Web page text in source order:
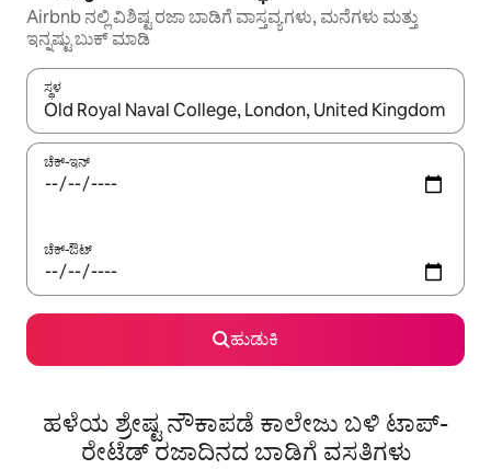
Airbnb ನಲ್ಲಿ ವಿಶಿಷ್ಟ ರಜಾ ಬಾಡಿಗೆ ವಾಸ್ತವ್ಯಗಳು, ಮನೆಗಳು ಮತ್ತು
ಇನ್ನಷ್ಟು ಬುಕ್ ಮಾಡಿ
ಸ್ಥಳ
ಫಲಿತಾಂಶಗಳು ಲಭ್ಯವಿರುವಾಗ, ಅಪ್ ಮತ್ತು ಡೌನ್ ಬಾಣದ ಕೀಲಿಗಳೊಂದಿಗೆ
ಚೆಕ್-ಇನ್
ಚೆಕ್-ಔಟ್
ಹುಡುಕಿ
ಹಳೆಯ ಶ್ರೇಷ್ಟ ನೌಕಾಪಡೆ ಕಾಲೇಜು ಬಳಿ ಟಾಪ್-
ರೇಟೆಡ್ ರಜಾದಿನದ ಬಾಡಿಗೆ ವಸತಿಗಳು